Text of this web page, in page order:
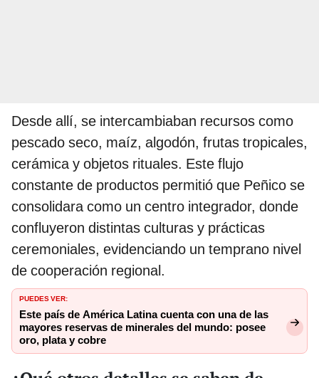
Desde allí, se intercambiaban recursos como
pescado seco, maíz, algodón, frutas tropicales,
cerámica y objetos rituales. Este flujo
constante de productos permitió que Peñico se
consolidara como un centro integrador, donde
confluyeron distintas culturas y prácticas
ceremoniales, evidenciando un temprano nivel
de cooperación regional.
PUEDES VER:
Este país de América Latina cuenta con una de las
mayores reservas de minerales del mundo: posee
oro, plata y cobre